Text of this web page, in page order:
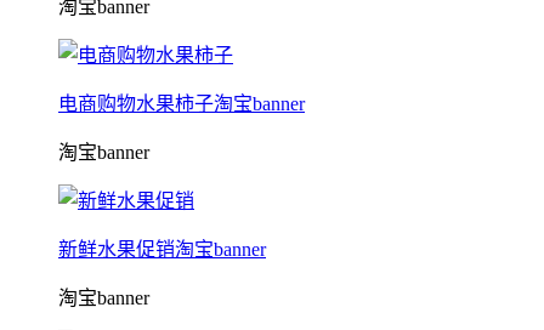
淘宝banner
电商购物水果柿子淘宝banner
淘宝banner
新鲜水果促销淘宝banner
淘宝banner